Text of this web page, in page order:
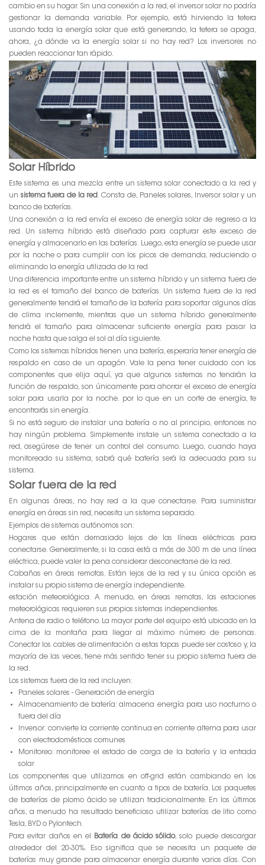
cambio en su hogar. Sin una conexión a la red, el inversor solar no podría
gestionar la demanda variable. Por ejemplo, está hirviendo la tetera
usando toda la energía solar que está generando, la tetera se apaga,
ahora, ¿a dónde va la energía solar si no hay red? Los inversores no
pueden reaccionar tan rápido.
Solar Híbrido
Este sistema es una mezcla entre un sistema solar conectado a la red y
un sistema fuera de la red . Consta de, Paneles solares, Inversor solar y un
banco de baterías.
Una conexión a la red envía el exceso de energía solar de regreso a la
red. Un sistema híbrido está diseñado para capturar este exceso de
energía y almacenarlo en las baterías. Luego, esta energía se puede usar
por la noche o para cumplir con los picos de demanda, reduciendo o
eliminando la energía utilizada de la red.
Una diferencia importante entre un sistema híbrido y un sistema fuera de
la red es el tamaño del banco de baterías. Un sistema fuera de la red
generalmente tendrá el tamaño de la batería para soportar algunos días
de clima inclemente, mientras que un sistema híbrido generalmente
tendrá el tamaño para almacenar suficiente energía para pasar la
noche hasta que salga el sol al día siguiente.
Como los sistemas híbridos tienen una batería, esperaría tener energía de
respaldo en caso de un apagón. Vale la pena tener cuidado con los
componentes que elija aquí, ya que algunos sistemas no tendrán la
función de respaldo, son únicamente para ahorrar el exceso de energía
solar para usarla por la noche. por lo que en un corte de energía, te
encontrarás sin energía.
Si no está seguro de instalar una batería o no al principio, entonces no
hay ningún problema. Simplemente instale un sistema conectado a la
red, asegúrese de tener un control del consumo. Luego, cuando haya
monitoreado su sistema, sabrá qué batería será la adecuada para su
sistema.
Solar fuera de la red
En algunas áreas, no hay red a la que conectarse. Para suministrar
energía en áreas sin red, necesita un sistema separado.
Ejemplos de sistemas autónomos son:
Hogares que están demasiado lejos de las líneas eléctricas para
conectarse. Generalmente, si la casa está a más de 300 m de una línea
eléctrica, puede valer la pena considerar desconectarse de la red.
Cabañas en áreas remotas. Están lejos de la red y su única opción es
instalar su propio sistema de energía independiente.
estación meteorológica. A menudo, en áreas remotas, las estaciones
meteorológicas requieren sus propios sistemas independientes.
Antena de radio o teléfono. La mayor parte del equipo está ubicado en la
cima de la montaña para llegar al máximo número de personas.
Conectar los cables de alimentación a estas tapas puede ser costoso y, la
mayoría de las veces, tiene más sentido tener su propio sistema fuera de
la red.
Los sistemas fuera de la red incluyen:
Paneles solares - Generación de energía
Almacenamiento de batería: almacena energía para uso nocturno o
fuera del día
Inversor: convierte la corriente continua en corriente alterna para usar
con electrodomésticos comunes
Monitoreo: monitoree el estado de carga de la batería y la entrada
solar
Los componentes que utilizamos en off-grid están cambiando en los
últimos años, principalmente en cuanto a tipos de batería. Los paquetes
de baterías de plomo ácido se utilizan tradicionalmente. En los últimos
años, a menudo ha resultado beneficioso utilizar baterías de litio como
Tesla, BYD o Pylontech.
Para evitar daños en el
Batería de ácido sólido, solo puede descargar
alrededor del 20-30%. Eso significa que se necesita un paquete de
baterías muy grande para almacenar energía durante varios días. Con